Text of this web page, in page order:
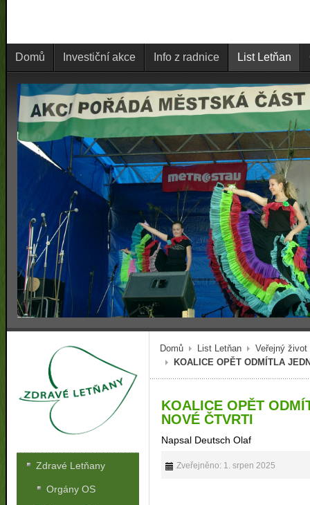
Domů Investiční akce Info z radnice List Letňan
Domů List Letňan
Veřejný život
KOALICE OPĚT ODMÍTLA
KOALICE OPĚT
NOVÉ ČTVRTI
Napsal Deutsch Olaf
Zveřejněno: 1. srpen 2025
Zdravé Letňany
Orgány OS